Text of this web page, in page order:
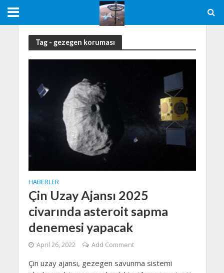
Tag - gezegen koruması
HABERLER
Çin Uzay Ajansı 2025
civarında asteroit sapma
denemesi yapacak
April 26, 2022 Add Comment
Çin uzay ajansı, gezegen savunma sistemi